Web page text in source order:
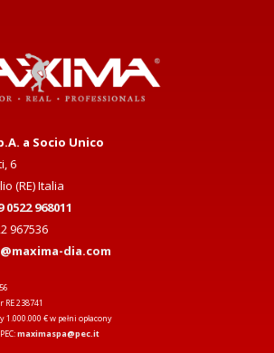
a Socio Unico
6
(RE) Italia
0522 968011
967536
dia.com
238741
1.000.000 € w pełni opłacony
maximaspa@pec.it